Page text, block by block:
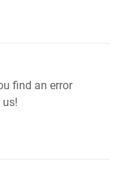
find an error
us!